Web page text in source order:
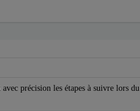
précision les étapes à suivre lors du